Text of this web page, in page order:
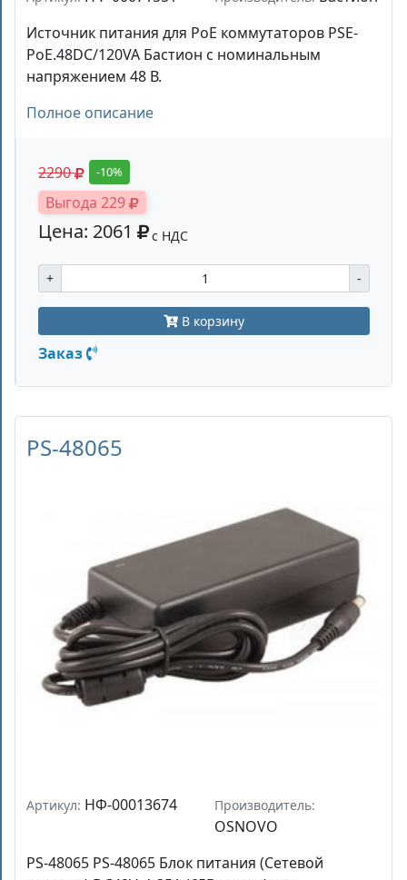
Источник питания для PoE коммутаторов PSE-
PoE.48DC/120VA Бастион с номинальным
напряжением 48 В.
Полное описание
2290 -10%
Выгода 229
Цена: 2061 с НДС
+ -
В корзину
Заказ
PS-48065
Артикул: НФ-00013674 Производитель:
OSNOVO
PS-48065 PS-48065 Блок питания (Сетевой